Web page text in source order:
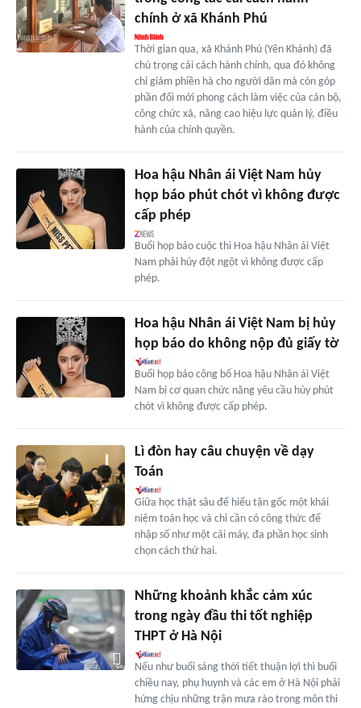
chính ở xã Khánh Phú
Thời gian qua, xã Khánh Phú (Yên Khánh) đã
chú trọng cải cách hành chính, qua đó không
chỉ giảm phiền hà cho người dân mà còn góp
phần đổi mới phong cách làm việc của cán bộ,
công chức xã, nâng cao hiệu lực quản lý, điều
hành của chính quyền.
Hoa hậu Nhân ái Việt Nam hủy
họp báo phút chót vì không được
cấp phép
Buổi họp báo cuộc thi Hoa hậu Nhân ái Việt
Nam phải hủy đột ngột vì không được cấp
phép.
Hoa hậu Nhân ái Việt Nam bị hủy
họp báo do không nộp đủ giấy tờ
Buổi họp báo công bố Hoa hậu Nhân ái Việt
Nam bị cơ quan chức năng yêu cầu hủy phút
chót vì không được cấp phép.
Lì đòn hay câu chuyện về dạy
Toán
Giữa học thật sâu để hiểu tận gốc một khái
niệm toán học và chỉ cần có công thức để
nhập số như một cái máy, đa phần học sinh
chọn cách thứ hai.
Những khoảnh khắc cảm xúc
trong ngày đầu thi tốt nghiệp
THPT ở Hà Nội
Nếu như buổi sáng thời tiết thuận lợi thì buổi
chiều nay, phụ huynh và các em ở Hà Nội phải
hứng chịu những trận mưa rào trong môn thi